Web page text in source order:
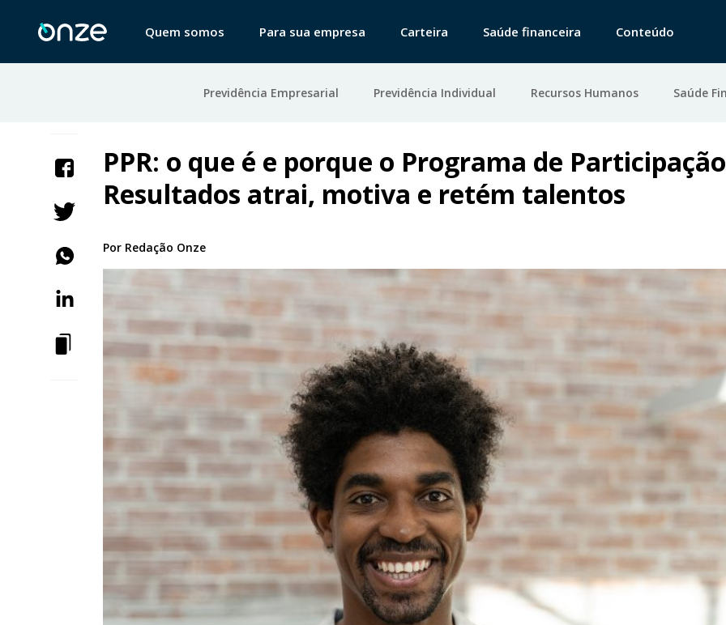
Quem somos Para sua empresa Carteira Saúde financeira Conteúdo
Previdência Empresarial Previdência Individual Recursos Humanos Saúde
PPR: o que é e porque o Programa de
Resultados atrai, motiva e retém talentos
Por Redação Onze